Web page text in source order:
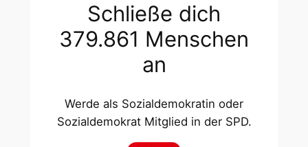
Schließe dich
379.861 Menschen
an
Werde als Sozialdemokratin oder
Sozialdemokrat Mitglied in der SPD.